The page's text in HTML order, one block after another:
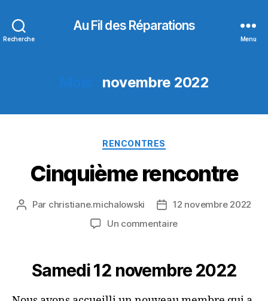
Recherche
Au Fil des Réparations
Menu
novembre 2022
Catégories
RENCONTRES
Cinquième rencontre
Auteur
Par christiane.michalowski
Date
de
12 novembre 2022
Un commentairesur
Samedi 12 novembre 2022